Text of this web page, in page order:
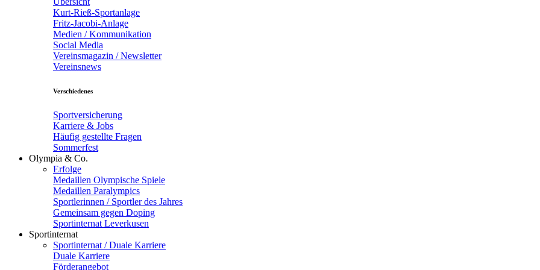
Kurt-Rieß-Sportanlage
Fritz-Jacobi-Anlage
Medien / Kommunikation
Social Media
Vereinsmagazin / Newsletter
Vereinsnews
Verschiedenes
Sportversicherung
Karriere & Jobs
Häufig gestellte Fragen
Sommerfest
Olympia & Co.
Erfolge
Medaillen Olympische Spiele
Medaillen Paralympics
Sportlerinnen / Sportler des Jahres
Gemeinsam gegen Doping
Sportinternat Leverkusen
Sportinternat
Sportinternat / Duale Karriere
Duale Karriere
Förderangebot